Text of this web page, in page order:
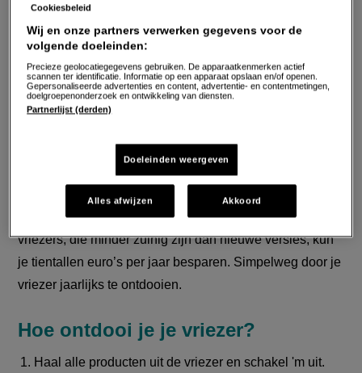
In 5 stappen kun je je vriezer al ontdooien en daarmee
ook geld besparen. Zo meldt CoolBlue dat elke 2
millimeter aan ijs leidt tot een stijging van het
energieverbruik met ongeveer 10%. Vooral bij oudere
vriezers, die minder zuinig zijn dan nieuwe versies, kun
je tientallen euro’s per jaar besparen. Simpelweg door je
vriezer jaarlijks te ontdooien.
Hoe ontdooi je je vriezer?
Haal alle producten uit de vriezer en schakel 'm uit.
Cookiesbeleid
Wij en onze partners verwerken gegevens voor de
volgende doeleinden:
Precieze geolocatiegegevens gebruiken. De apparaatkenmerken actief
scannen ter identificatie. Informatie op een apparaat opslaan en/of openen.
Gepersonaliseerde advertenties en content, advertentie- en contentmetingen,
doelgroepenonderzoek en ontwikkeling van diensten.
Partnerlijst (derden)
Doeleinden weergeven
Alles afwijzen Akkoord